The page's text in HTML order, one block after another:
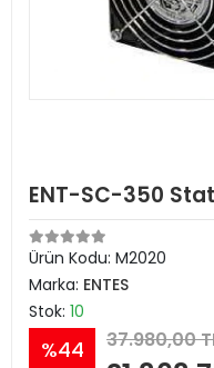
ENT-SC-350
Ürün Kodu: M2020
Marka: ENTES
Stok: 10
%44 37.980,00